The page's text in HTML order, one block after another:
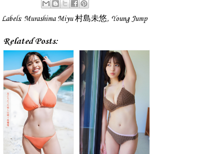
Labels: Murashima Miyu 村島未悠, Young Jump
Related Posts: